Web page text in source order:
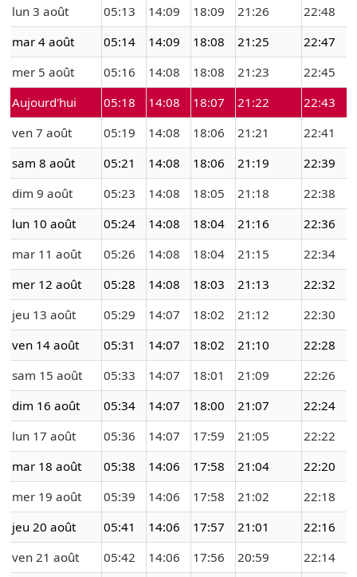
lun 3 août 05:13 14:09 18:09 21:26
22:48
mar 4 août
05:14 14:09 18:08 21:25
22:47
mer 5 août
05:16 14:08 18:08 21:23
22:45
Aujourd'hui
05:18 14:08 18:07 21:22
22:43
ven 7 août
05:19 14:08 18:06 21:21
22:41
sam 8 août
05:21 14:08 18:06 21:19
22:39
dim 9 août
05:23 14:08 18:05 21:18
22:38
lun 10 août
05:24 14:08 18:04 21:16
22:36
mar 11 août
05:26 14:08 18:04 21:15
22:34
mer 12 août
05:28 14:08 18:03 21:13
22:32
jeu 13 août
05:29 14:07 18:02 21:12
22:30
ven 14 août
05:31 14:07 18:02 21:10
22:28
sam 15 août
05:33 14:07 18:01 21:09
22:26
dim 16 août
05:34 14:07 18:00 21:07
22:24
lun 17 août
05:36 14:07 17:59 21:05
22:22
mar 18 août
05:38 14:06 17:58 21:04
22:20
mer 19 août
05:39 14:06 17:58 21:02
22:18
jeu 20 août
05:41 14:06 17:57 21:01
22:16
ven 21 août
05:42 14:06 17:56 20:59
22:14